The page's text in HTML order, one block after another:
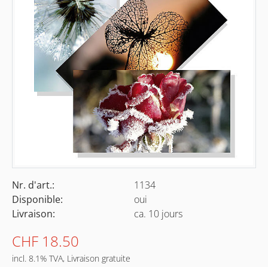
Nr. d'art.:
1134
Disponible:
oui
Livraison:
ca. 10 jours
CHF 18.50
incl. 8.1% TVA, Livraison gratuite